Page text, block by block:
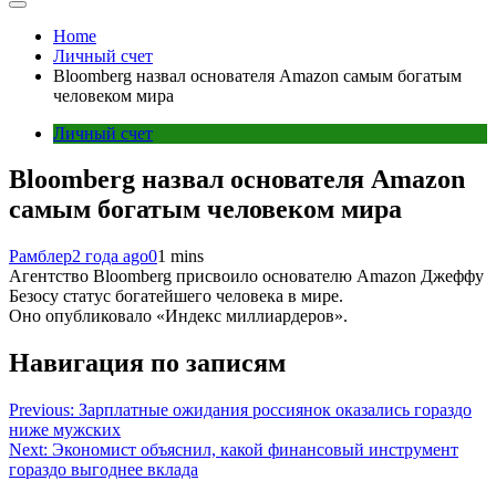
Home
Личный счет
Bloomberg назвал основателя Amazon самым богатым
человеком мира
Личный счет
Bloomberg назвал основателя Amazon
самым богатым человеком мира
Рамблер2 года ago01 mins
Агентство Bloomberg присвоило основателю Amazon Джеффу
Безосу статус богатейшего человека в мире.
Оно опубликовало «Индекс миллиардеров».
Навигация по записям
Previous: Зарплатные ожидания россиянок оказались гораздо
ниже мужских
Next: Экономист объяснил, какой финансовый инструмент
гораздо выгоднее вклада